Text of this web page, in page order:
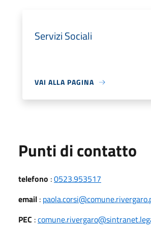
Servizi Sociali
VAI ALLA PAGINA
Punti di contatto
telefono :0523.953517
email :
PEC :